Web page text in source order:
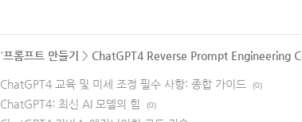
'프롬프트 만들기 > ChatGPT4 Reverse Prompt Engineering
ChatGPT4 교육 및 미세 조정 필수 사항: 종합 가이드 (0)
ChatGPT4: 최신 AI 모델의 힘 (0)